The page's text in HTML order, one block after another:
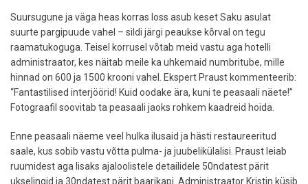
Suursugune ja väga heas korras loss asub keset Saku asulat
suurte pargipuude vahel – sildi järgi peaukse kõrval on tegu
raamatukoguga. Teisel korrusel võtab meid vastu aga hotelli
administraator, kes näitab meile ka uhkemaid numbritube, mille
hinnad on 600 ja 1500 krooni vahel. Ekspert Praust kommenteerib:
“Fantastilised interjöörid! Kuid oodake ära, kuni te peasaali näete!”
Fotograafil soovitab ta peasaali jaoks rohkem kaadreid hoida.
Enne peasaali näeme veel hulka ilusaid ja hästi restaureeritud
saale, kus sobib vastu võtta pulma- ja juubelikülalisi. Praust leiab
ruumidest aga lisaks ajaloolistele detailidele 50ndatest pärit
ukselingid ja 30ndatest pärit baarikapi. Administraator Kristin küsib